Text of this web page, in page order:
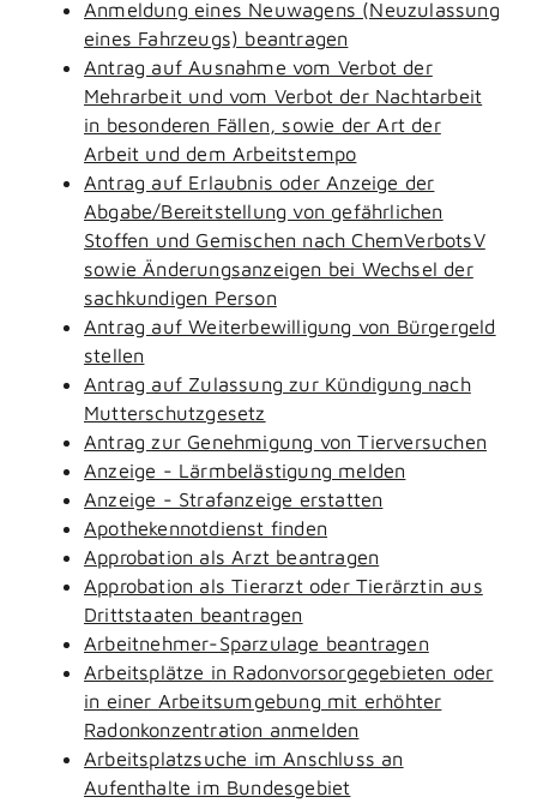
Anmeldung eines Neuwagens (Neuzulassung
eines Fahrzeugs) beantragen
Antrag auf Ausnahme vom Verbot der
Mehrarbeit und vom Verbot der Nachtarbeit
in besonderen Fällen, sowie der Art der
Arbeit und dem Arbeitstempo
Antrag auf Erlaubnis oder Anzeige der
Abgabe/Bereitstellung von gefährlichen
Stoffen und Gemischen nach ChemVerbotsV
sowie Änderungsanzeigen bei Wechsel der
sachkundigen Person
Antrag auf Weiterbewilligung von Bürgergeld
stellen
Antrag auf Zulassung zur Kündigung nach
Mutterschutzgesetz
Antrag zur Genehmigung von Tierversuchen
Anzeige - Lärmbelästigung melden
Anzeige - Strafanzeige erstatten
Apothekennotdienst finden
Approbation als Arzt beantragen
Approbation als Tierarzt oder Tierärztin aus
Drittstaaten beantragen
Arbeitnehmer-Sparzulage beantragen
Arbeitsplätze in Radonvorsorgegebieten oder
in einer Arbeitsumgebung mit erhöhter
Radonkonzentration anmelden
Arbeitsplatzsuche im Anschluss an
Aufenthalte im Bundesgebiet